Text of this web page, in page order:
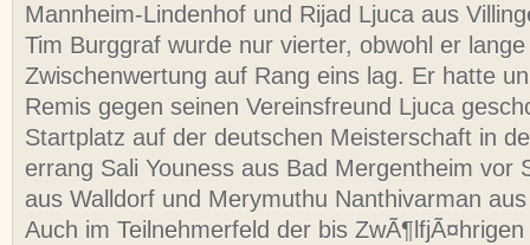
Mannheim-Lindenhof und Rijad Ljuca aus
Tim Burggraf wurde nur vierter, obwohl er
Zwischenwertung auf Rang eins lag. Er hatte
Remis gegen seinen Vereinsfreund Ljuca
Startplatz auf der deutschen Meisterschaft in
errang Sali Youness aus Bad Mergentheim vor
aus Walldorf und Merymuthu Nanthivarman
Auch im Teilnehmerfeld der bis